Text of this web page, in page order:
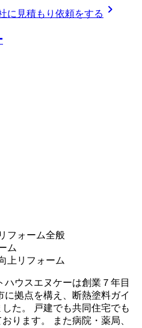
に見積もり依頼をする chevron_right
フォーム全般
ム
上リフォーム
ハウスエヌケーは創業７年目
に拠点を構え、断熱塗料ガイ
た。 戸建でも共同住宅でも
ります。 また病院・薬局、